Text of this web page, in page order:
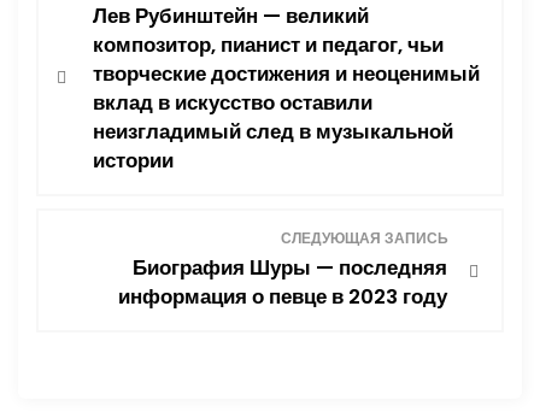
Лев Рубинштейн — великий
композитор, пианист и педагог, чьи
творческие достижения и неоценимый
вклад в искусство оставили
неизгладимый след в музыкальной
истории
СЛЕДУЮЩАЯ ЗАПИСЬ
Биография Шуры — последняя
информация о певце в 2023 году